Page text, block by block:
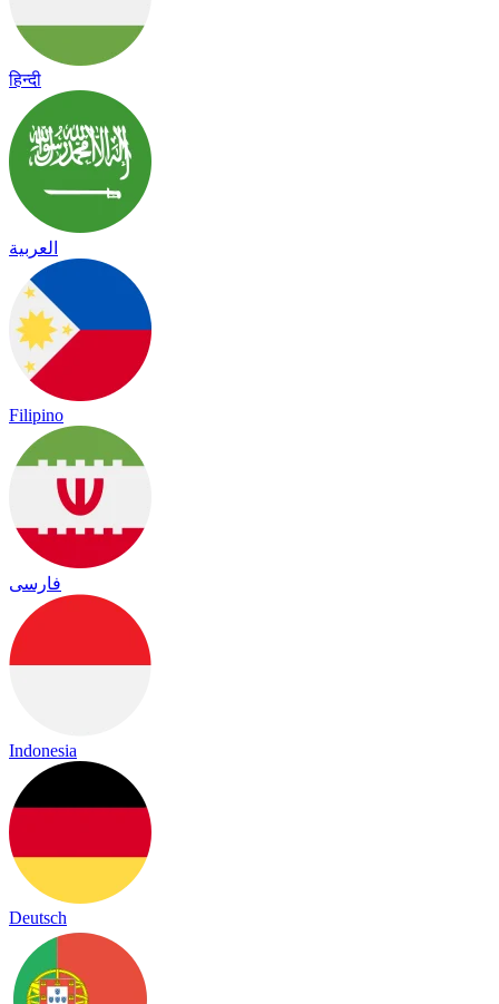
हिन्दी
العربية
Filipino
فارسی
Indonesia
Deutsch